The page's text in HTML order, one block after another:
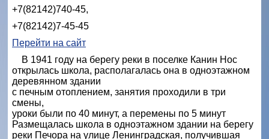
+7(82142)740-45,
+7(82142)7-45-45
Перейти на сайт
В 1941 году на берегу реки в поселке Канин Нос
открылась школа, располагалась она в одноэтажном
деревянном здании
с печным отоплением, занятия проходили в три
смены,
уроки были по 40 минут, а перемены по 5 минут
Размещалась школа в одноэтажном здании на берегу
реки Печора на улице Ленинградская, получившая